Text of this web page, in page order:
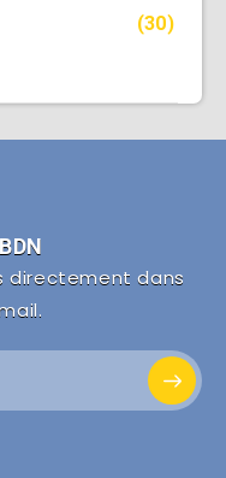
(30)
directement dans